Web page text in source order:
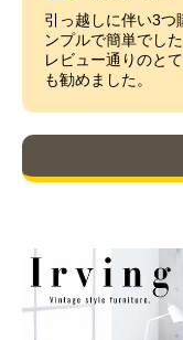
引っ越しに伴い3つ
ンプルで簡単でし
レビュー通りのと
も勧めました。